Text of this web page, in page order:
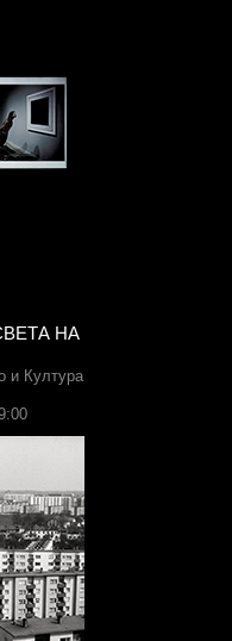
НА
и Култура